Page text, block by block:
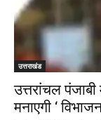
उत्तराखंड
उत्तरांचल
मनाएगी ‘